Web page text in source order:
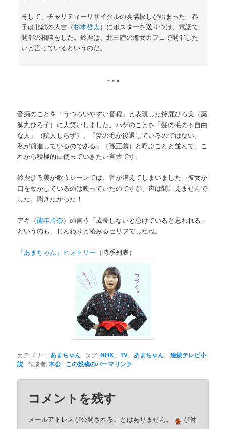
そして、チャリティーリサイタルの会場探しが始まった。春
子は北鉄の大吉（杉本哲太）にポスターを送りつけ、電話で
開催の相談をした。鈴鹿は、北三陸の海女カフェで開催した
いと言っているというのだ。
* * *
音痴のことを「うつろいやすい音程」と表現した鈴鹿ひろ美（薬
師丸ひろ子）に大笑いしました。ハゲのことを「髪の毛の不自由
な人」（読人しらず）、「髪の毛が後退しているのではない。
私が前進しているのである」（孫正義）と呼ぶことと並んで、こ
れから積極的に使っていきたい言葉です。
鈴鹿ひろ美が歌うシーンでは、音が消えてしまいました。彼女が
口を動かしているのは映っていたのですが、声は聞こえませんで
した。聞きたかった！
アキ（能年玲奈）の言う「成長しないと怠けていると思われる」
というのも、じんわりと沁みるセリフでしたね。
『あまちゃん』ヒストリー （時系列表）
カテゴリー:あまちゃん タグ:NHK 、TV あまちゃん 、連続テレビ小
説 作成者:木公 この投稿のパーマリンク
コメントを残す
メールアドレスが公開されることはありません。 ※ が付